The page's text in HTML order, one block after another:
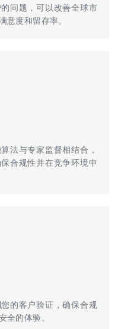
问题，可以改善全球市
意度和留存率。
法与专家监督相结合，
合规性并在竞争环境中
的客户验证，确保合规
全的体验。